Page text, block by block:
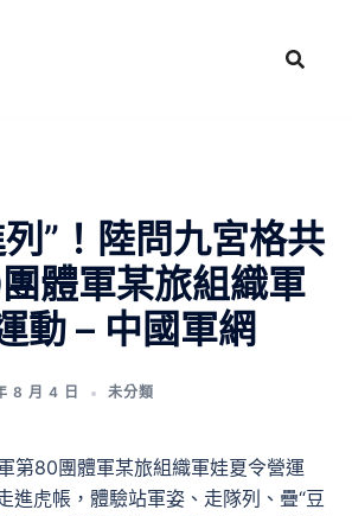
”！陸問九宮格共
體軍某旅組織軍
動 – 中國軍網
8 月 4 日 未分類
第80團體軍某旅組織軍娃夏令營運
進虎帳，體驗站軍姿、走隊列、疊“豆